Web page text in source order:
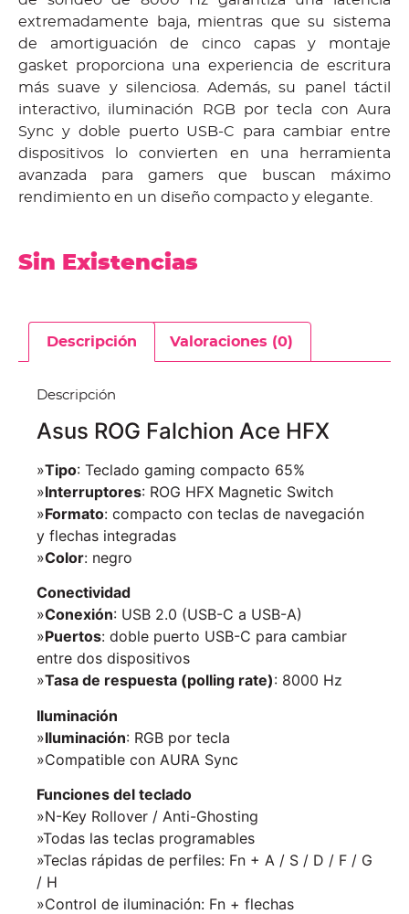
extremadamente baja, mientras que su sistema
de amortiguación de cinco capas y montaje
gasket proporciona una experiencia de escritura
más suave y silenciosa. Además, su panel táctil
interactivo, iluminación RGB por tecla con Aura
Sync y doble puerto USB-C para cambiar entre
dispositivos lo convierten en una herramienta
avanzada para gamers que buscan máximo
rendimiento en un diseño compacto y elegante.
Sin Existencias
Descripción Valoraciones (0)
Descripción
Asus ROG Falchion Ace HFX
»Tipo: Teclado gaming compacto 65%
»Interruptores: ROG HFX Magnetic Switch
»Formato: compacto con teclas de navegación
y flechas integradas
»Color: negro
Conectividad
»Conexión: USB 2.0 (USB-C a USB-A)
»Puertos: doble puerto USB-C para cambiar
entre dos dispositivos
»Tasa de respuesta (polling rate): 8000 Hz
Iluminación
»Iluminación: RGB por tecla
»Compatible con AURA Sync
Funciones del teclado
»N-Key Rollover / Anti-Ghosting
»Todas las teclas programables
»Teclas rápidas de perfiles: Fn + A / S / D / F / G
/ H
»Control de iluminación: Fn + flechas